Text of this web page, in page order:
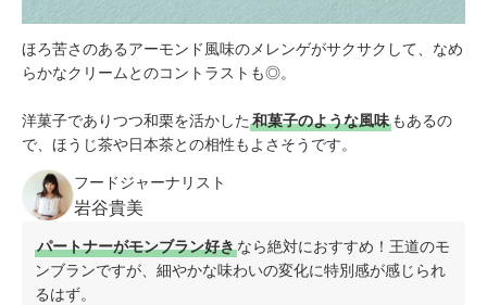
ほろ苦さのあるアーモンド風味のメレンゲがサクサクして、なめ
らかなクリームとのコントラストも◎。
洋菓子でありつつ和栗を活かした 和菓子のような風味 もあるの
で、ほうじ茶や日本茶との相性もよさそうです。
フードジャーナリスト
岩谷貴美
パートナーがモンブラン好きなら絶対におすすめ！王道のモ
ンブランですが、細やかな味わいの変化に特別感が感じられ
るはず。